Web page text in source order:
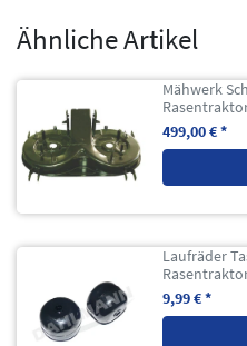
Ähnliche Artikel
Mähwerk
499,00 € *
Laufräder
9,99 € *